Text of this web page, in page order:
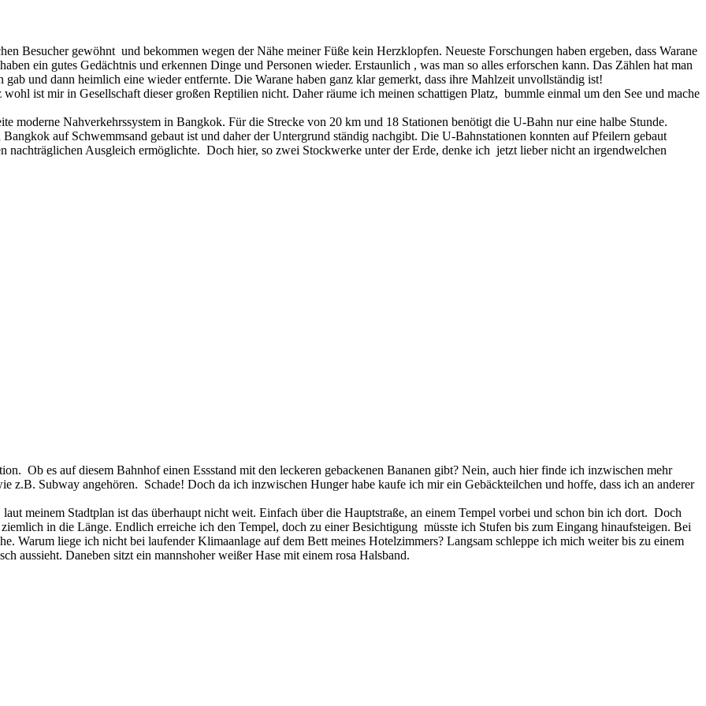
Besucher gewöhnt und bekommen wegen der Nähe meiner Füße kein Herzklopfen. Neueste Forschungen haben ergeben, dass Warane
ein gutes Gedächtnis und erkennen Dinge und Personen wieder. Erstaunlich , was man so alles erforschen kann. Das Zählen hat man
gab und dann heimlich eine wieder entfernte. Die Warane haben ganz klar gemerkt, dass ihre Mahlzeit unvollständig ist!
ist mir in Gesellschaft dieser großen Reptilien nicht. Daher räume ich meinen schattigen Platz, bummle einmal um den See und mache
moderne Nahverkehrssystem in Bangkok. Für die Strecke von 20 km und 18 Stationen benötigt die U-Bahn nur eine halbe Stunde.
auf Schwemmsand gebaut ist und daher der Untergrund ständig nachgibt. Die U-Bahnstationen konnten auf Pfeilern gebaut
nachträglichen Ausgleich ermöglichte. Doch hier, so zwei Stockwerke unter der Erde, denke ich jetzt lieber nicht an irgendwelchen
Ob es auf diesem Bahnhof einen Essstand mit den leckeren gebackenen Bananen gibt? Nein, auch hier finde ich inzwischen mehr
z.B. Subway angehören. Schade! Doch da ich inzwischen Hunger habe kaufe ich mir ein Gebäckteilchen und hoffe, dass ich an anderer
meinem Stadtplan ist das überhaupt nicht weit. Einfach über die Hauptstraße, an einem Tempel vorbei und schon bin ich dort. Doch
in die Länge. Endlich erreiche ich den Tempel, doch zu einer Besichtigung müsste ich Stufen bis zum Eingang hinaufsteigen. Bei
Warum liege ich nicht bei laufender Klimaanlage auf dem Bett meines Hotelzimmers? Langsam schleppe ich mich weiter bis zu einem
aussieht. Daneben sitzt ein mannshoher weißer Hase mit einem rosa Halsband.